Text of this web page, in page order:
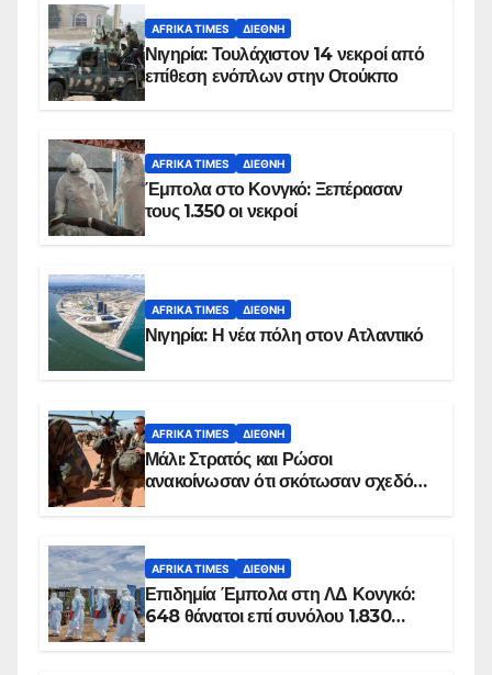
AFRIKA TIMES ΔΙΕΘΝΉ
Νιγηρία: Τουλάχιστον 14 νεκροί από
επίθεση ενόπλων στην Οτούκπο
AFRIKA TIMES ΔΙΕΘΝΉ
Έμπολα στο Κονγκό: Ξεπέρασαν
τους 1.350 οι νεκροί
AFRIKA TIMES ΔΙΕΘΝΉ
Νιγηρία: Η νέα πόλη στον Ατλαντικό
AFRIKA TIMES ΔΙΕΘΝΉ
Μάλι: Στρατός και Ρώσοι
ανακοίνωσαν ότι σκότωσαν σχεδόν
AFRIKA TIMES ΔΙΕΘΝΉ
Επιδημία Έμπολα στη ΛΔ Κονγκό:
648 θάνατοι επί συνόλου 1.830